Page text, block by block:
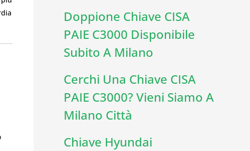
Doppione Chiave CISA
PAIE C3000 Disponibile
Subito A Milano
Cerchi Una Chiave CISA
PAIE C3000? Vieni Siamo A
Milano Città
Chiave Hyundai